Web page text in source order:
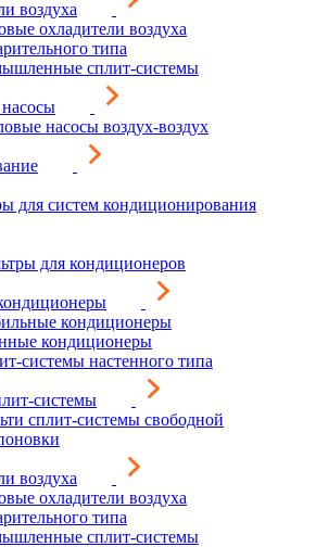
воздуха
охладители воздуха
типа
сплит-системы
насосы воздух-воздух
для систем кондиционирования
для кондиционеров
кондиционеры
кондиционеры
системы настенного типа
системы
сплит-системы свободной
воздуха
охладители воздуха
типа
сплит-системы